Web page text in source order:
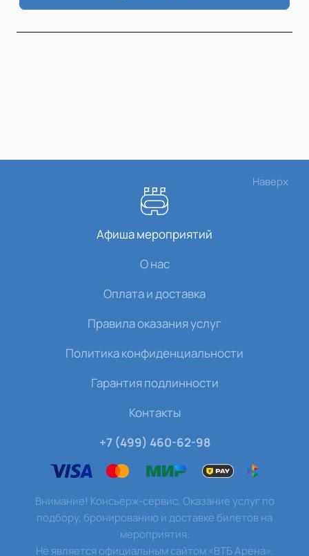
Наверх
Афиша мероприятий
О нас
Оплата и доставка
Правила оказания услуг
Политика конфиденциальности
Гарантия подлинности
Контакты
+7 (499) 460-62-98
Внимание! Консьерж-сервис. Оказание услуг по
подбору, бронированию и доставке билетов на
мероприятия.
Не является официальным сайтом «ВТБ Арена».